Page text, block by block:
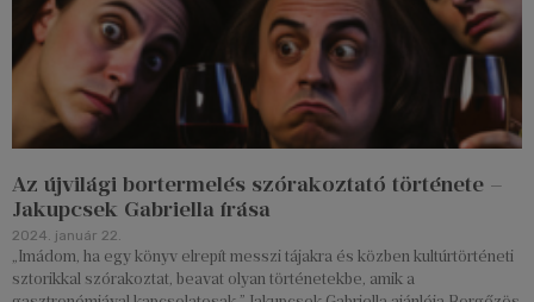
Az újvilági bortermelés szórakoztató története –
Jakupcsek Gabriella írása
2024. január 22.
„Imádom, ha egy könyv elrepít messzi tájakra és közben kultúrtörténeti
sztorikkal szórakoztat, beavat olyan történetekbe, amik a